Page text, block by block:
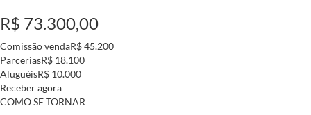
R$ 73.300,00
Comissão vendaR$ 45.200
ParceriasR$ 18.100
AluguéisR$ 10.000
Receber agora
COMO SE TORNAR